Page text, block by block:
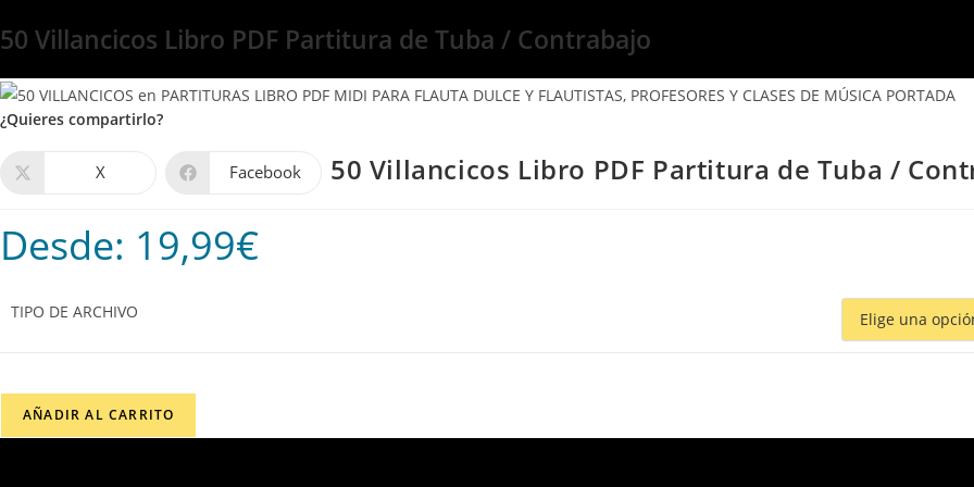
50 Villancicos Libro PDF Partitura de Tuba / Contrabajo
¿Quieres compartirlo?
X Facebook 50 Villancicos Libro PDF Partitura de Tuba /
Desde: 19,99€
TIPO DE ARCHIVO
Villancicos
AÑADIR AL CARRITO